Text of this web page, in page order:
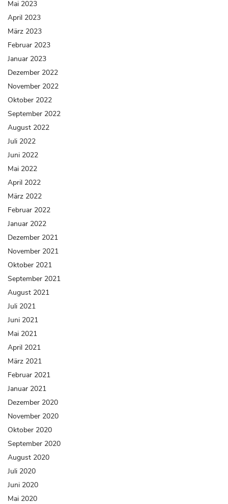
Mai 2023
April 2023
März 2023
Februar 2023
Januar 2023
Dezember 2022
November 2022
Oktober 2022
September 2022
August 2022
Juli 2022
Juni 2022
Mai 2022
April 2022
März 2022
Februar 2022
Januar 2022
Dezember 2021
November 2021
Oktober 2021
September 2021
August 2021
Juli 2021
Juni 2021
Mai 2021
April 2021
März 2021
Februar 2021
Januar 2021
Dezember 2020
November 2020
Oktober 2020
September 2020
August 2020
Juli 2020
Juni 2020
Mai 2020